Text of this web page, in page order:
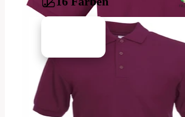
Material:
Baumwolle
((Heather